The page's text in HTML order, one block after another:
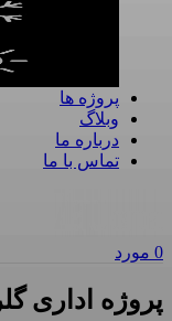
پروژه ها
وبلاگ
درباره ما
تماس با ما
0 مورد
پروژه اداری